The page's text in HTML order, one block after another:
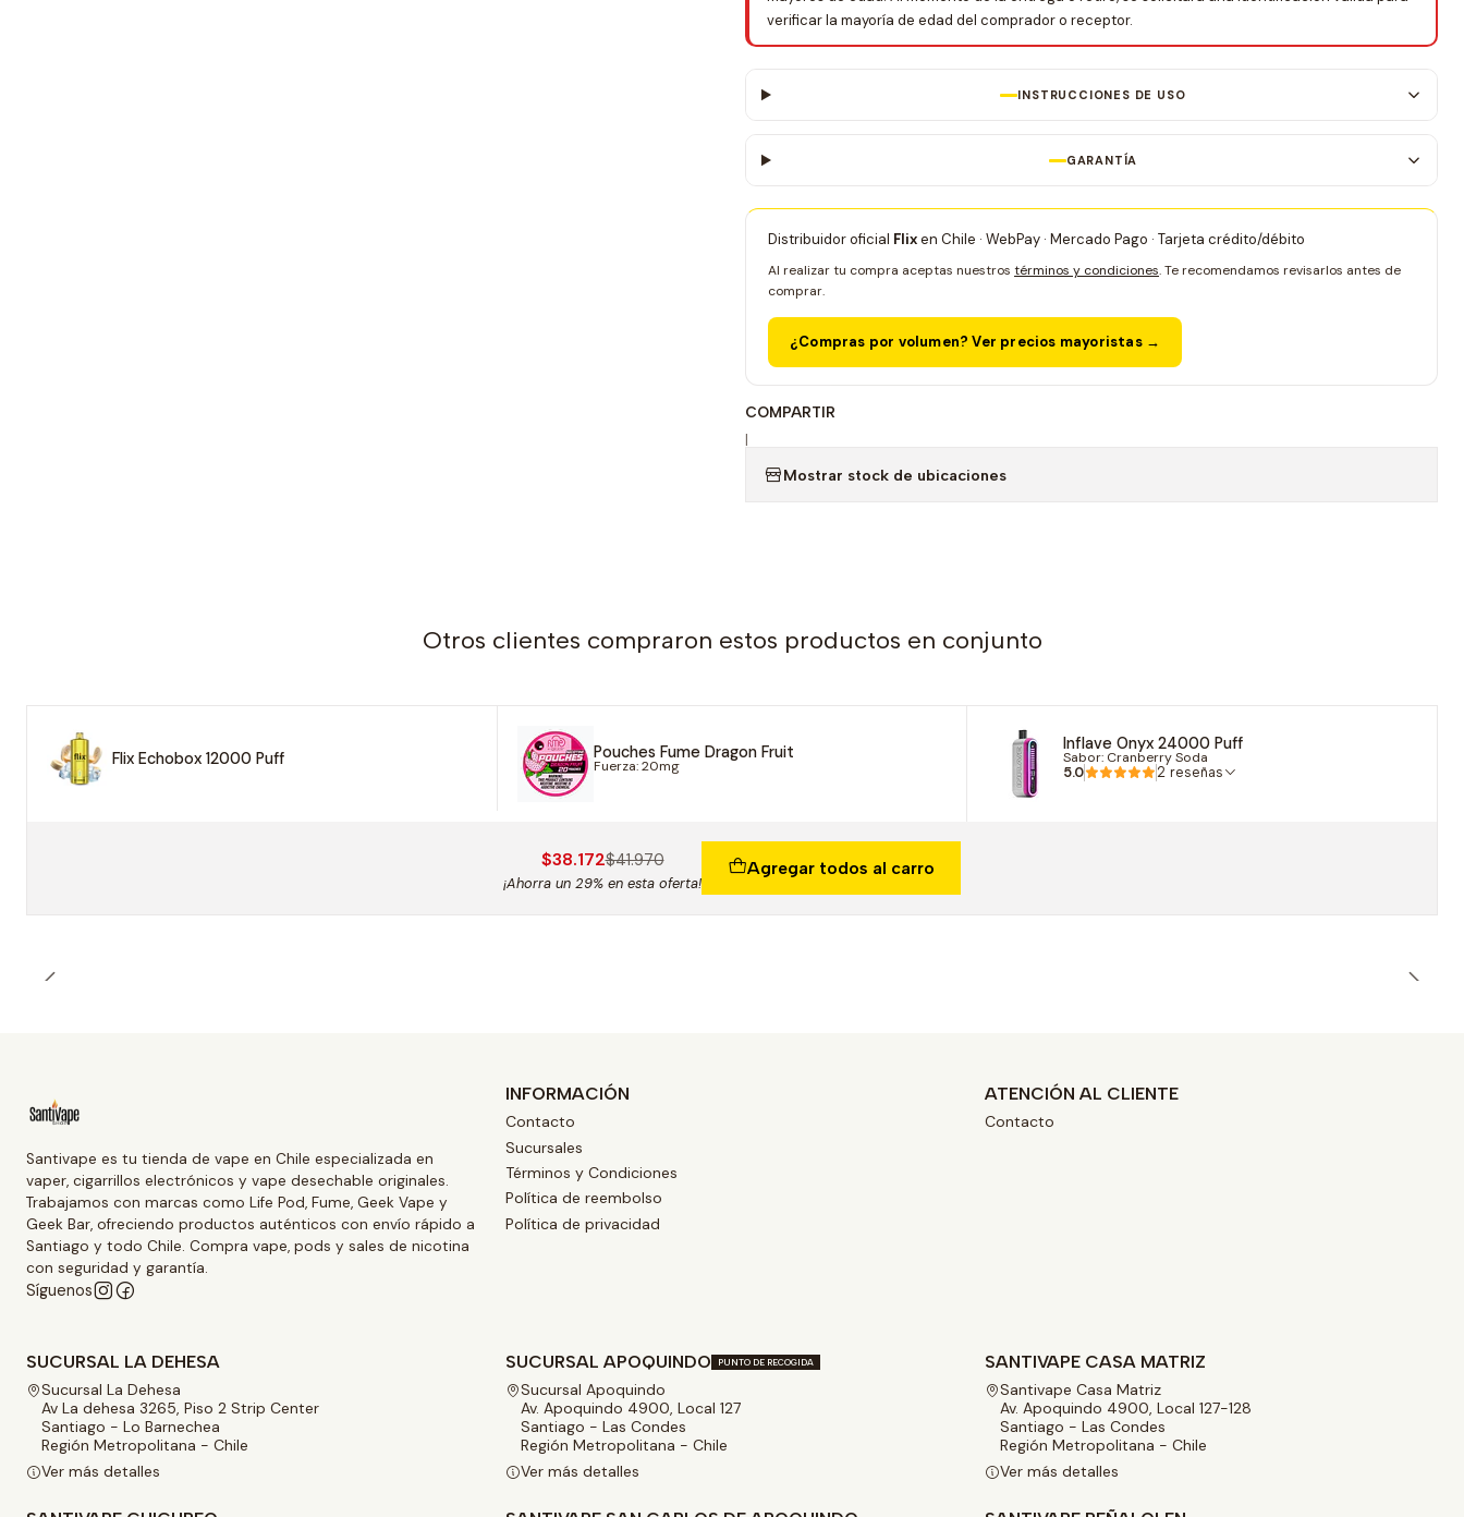
verificar la mayoría de edad del comprador o receptor.
INSTRUCCIONES DE USO
GARANTÍA
Distribuidor oficial Flixen Chile · WebPay · Mercado Pago · Tarjeta crédito/débito
Al realizar tu compra aceptas nuestros términos y condiciones. Te recomendamos revisarlos antes de
comprar.
¿Compras por volumen? Ver precios mayoristas →
COMPARTIR
|
Mostrar stock de ubicaciones
Otros clientes compraron estos productos en conjunto
Flix Echobox 12000 Puff Pouches Fume Dragon Fruit
Fuerza: 20mg
Inflave Onyx 24000 Puff
Sabor: Cranberry Soda
5.0 2 reseñas
$38.172$41.970
¡Ahorra un 29% en esta oferta!
Agregar todos al carro
Santivape es tu tienda de vape en Chile especializada en
vaper, cigarrillos electrónicos y vape desechable originales.
Trabajamos con marcas como Life Pod, Fume, Geek Vape y
Geek Bar, ofreciendo productos auténticos con envío rápido a
Santiago y todo Chile. Compra vape, pods y sales de nicotina
con seguridad y garantía.
Síguenos
INFORMACIÓN
Contacto
Sucursales
Términos y Condiciones
Política de reembolso
Política de privacidad
ATENCIÓN AL CLIENTE
Contacto
SUCURSAL LA DEHESA
Sucursal La Dehesa
Av La dehesa 3265, Piso 2 Strip Center
Santiago - Lo Barnechea
Región Metropolitana - Chile
Ver más detalles
SUCURSAL APOQUINDO PUNTO DE RECOGIDA
Sucursal Apoquindo
Av. Apoquindo 4900, Local 127
Santiago - Las Condes
Región Metropolitana - Chile
Ver más detalles
SANTIVAPE CASA MATRIZ
Santivape Casa Matriz
Av. Apoquindo 4900, Local 127-128
Santiago - Las Condes
Región Metropolitana - Chile
Ver más detalles